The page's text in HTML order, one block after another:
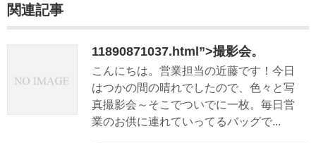
関連記事
11890871037.html”>撮影会。
こんにちは。営業担当の近藤です！今日
はつかの間の晴れでしたので、色々と写
真撮影会～そこでついでに一枚。毎日営
業のお供に連れていってるバッグで...